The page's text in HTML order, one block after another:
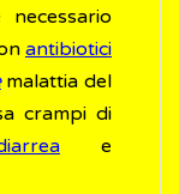
antibiotici
malattia del
crampi di
e